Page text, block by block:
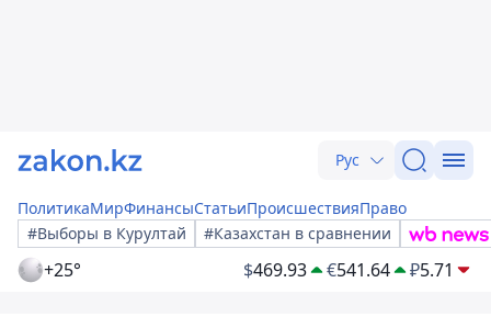
Рус
ПолитикаМирФинансыСтатьиПроисшествияПраво
#Выборы в Курултай
#Казахстан в сравнении
+25° $469.93 €541.64 ₽5.71